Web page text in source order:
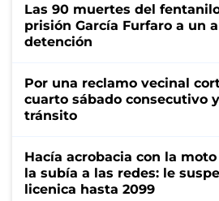
Las 90 muertes del
prisión García Furfaro a un
detención
Por una reclamo vecinal
cuarto sábado consecutivo
tránsito
Hacía acrobacia con la
la subía a las redes: le
licenica hasta 2099